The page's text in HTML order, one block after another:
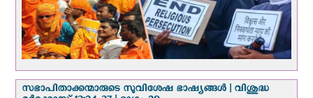
സഭാപിതാക്കന്മാരുടെ സുവിശേഷ ഭാഷ്യങ്ങള്‍ | വിശുദ്ധ